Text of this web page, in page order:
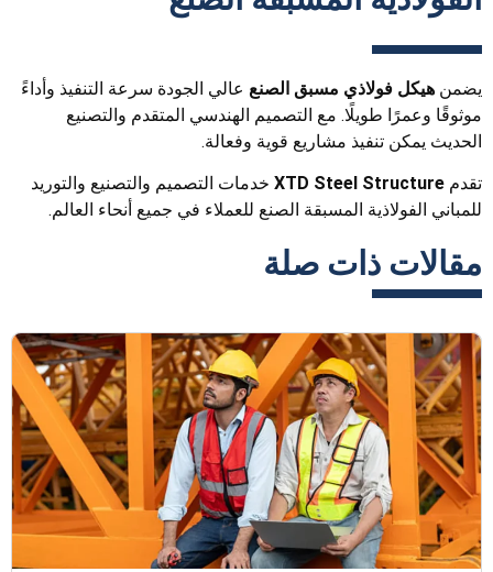
يضمن هيكل فولاذي مسبق الصنع عالي الجودة سرعة التنفيذ وأداءً
موثوقًا وعمرًا طويلًا. مع التصميم الهندسي المتقدم والتصنيع
الحديث يمكن تنفيذ مشاريع قوية وفعالة.
تقدم XTD Steel Structure خدمات التصميم والتصنيع والتوريد
للمباني الفولاذية المسبقة الصنع للعملاء في جميع أنحاء العالم.
مقالات ذات صلة